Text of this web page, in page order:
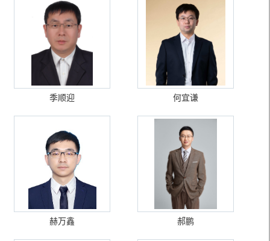
季顺迎 何宜谦
赫万鑫 郝鹏